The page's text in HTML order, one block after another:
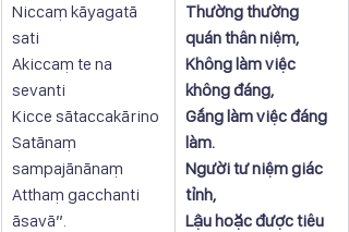
Niccaṃ kāyagatā
sati
Akiccaṃ te na
sevanti
Kicce sātaccakārino
Satānaṃ
sampajānānaṃ
Atthaṃ gacchanti
āsavā”.
Thường thường
quán thân niệm,
Không làm việc
không đáng,
Gắng làm việc đáng
làm.
Người tư niệm giác
tỉnh,
Lậu hoặc được tiêu